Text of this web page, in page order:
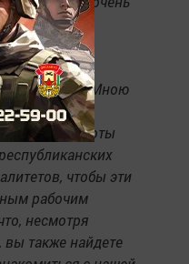
в вашем
Это
Мною
основам работы
чтобы эти
рабочим
несмотря
также найдете